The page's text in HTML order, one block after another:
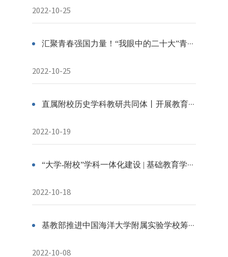
2022-10-25
汇聚青春强国力量！“我眼中的二十大”青少年微视频展示活动开始啦！
2022-10-25
直属附校历史学科教研共同体丨开展教育部新课程新教材研修 助力新课标落地落实
2022-10-19
“大学-附校”学科一体化建设 | 基础教育学科共同体活动周历（10.17-10.23）
2022-10-18
基教部推进中国海洋大学附属实验学校筹建工作
2022-10-08